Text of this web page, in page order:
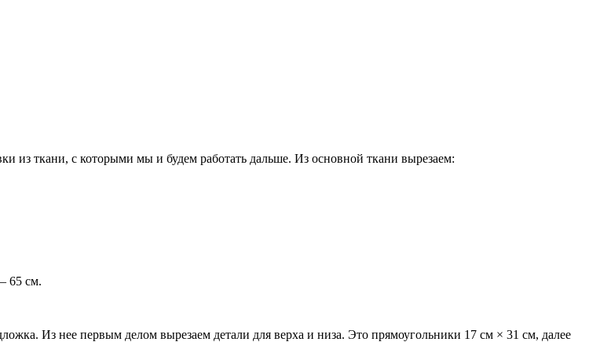
из ткани, с которыми мы и будем работать дальше. Из основной ткани вырезаем:
65 см.
Из нее первым делом вырезаем детали для верха и низа. Это прямоугольники 17 см × 31 см, далее